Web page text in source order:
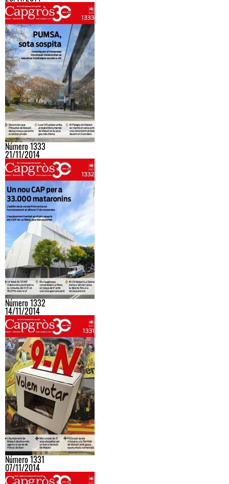
Número 1333
21/11/2014
Número 1332
14/11/2014
Número 1331
07/11/2014